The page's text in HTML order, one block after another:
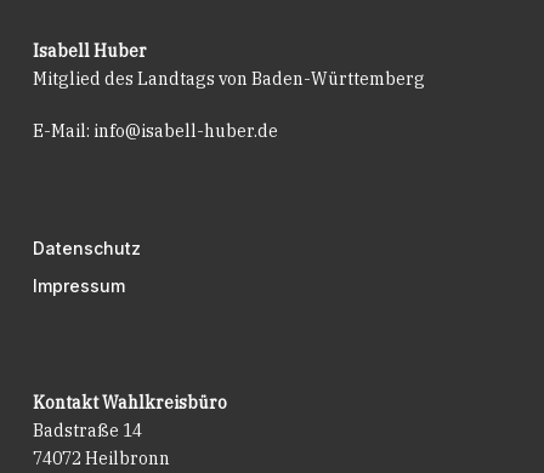
Isabell Huber
Mitglied des Landtags von Baden-Württemberg
E-Mail: info@isabell-huber.de
Datenschutz
Impressum
Kontakt Wahlkreisbüro
Badstraße 14
74072 Heilbronn